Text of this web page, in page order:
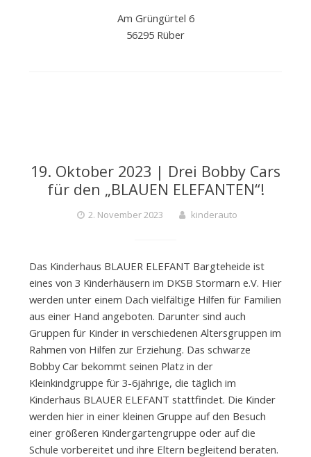
Am Grüngürtel 6
56295 Rüber
19. Oktober 2023 | Drei Bobby Cars
für den „BLAUEN ELEFANTEN“!
2. November 2023 kinderauto
Das Kinderhaus BLAUER ELEFANT Bargteheide ist
eines von 3 Kinderhäusern im DKSB Stormarn e.V. Hier
werden unter einem Dach vielfältige Hilfen für Familien
aus einer Hand angeboten. Darunter sind auch
Gruppen für Kinder in verschiedenen Altersgruppen im
Rahmen von Hilfen zur Erziehung. Das schwarze
Bobby Car bekommt seinen Platz in der
Kleinkindgruppe für 3-6jährige, die täglich im
Kinderhaus BLAUER ELEFANT stattfindet. Die Kinder
werden hier in einer kleinen Gruppe auf den Besuch
einer größeren Kindergartengruppe oder auf die
Schule vorbereitet und ihre Eltern begleitend beraten.